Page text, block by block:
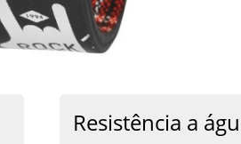
Resistência a